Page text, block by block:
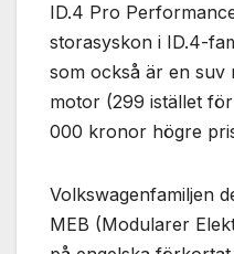
ID.4 Pro
storasyskon i ID.4-
som också är en suv
motor (299 istället
000 kronor högre
Volkswagenfamiljen
MEB (Modularer